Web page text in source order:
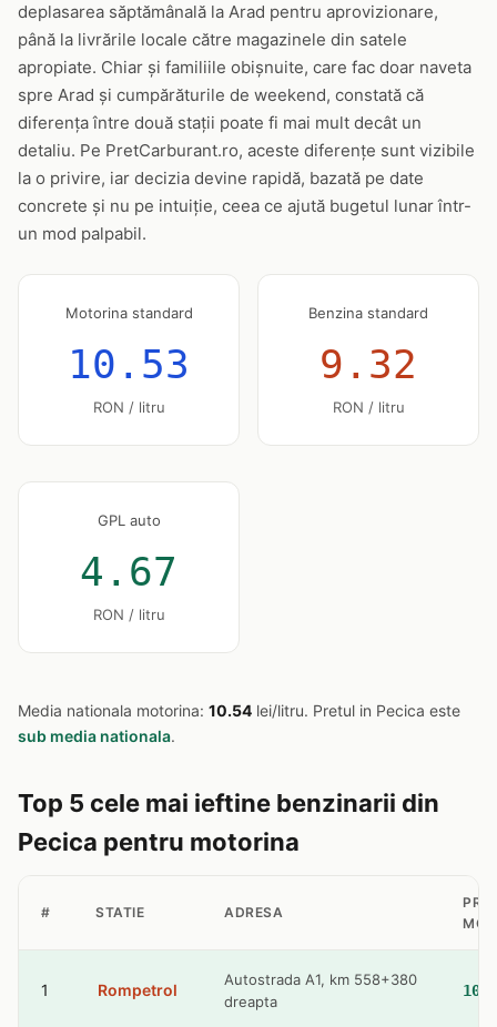
deplasarea săptămânală la Arad pentru aprovizionare,
până la livrările locale către magazinele din satele
apropiate. Chiar și familiile obișnuite, care fac doar naveta
spre Arad și cumpărăturile de weekend, constată că
diferența între două stații poate fi mai mult decât un
detaliu. Pe PretCarburant.ro, aceste diferențe sunt vizibile
la o privire, iar decizia devine rapidă, bazată pe date
concrete și nu pe intuiție, ceea ce ajută bugetul lunar într-
un mod palpabil.
Motorina standard
10.53
RON / litru
Benzina standard
9.32
RON / litru
GPL auto
4.67
RON / litru
Media nationala motorina: 10.54 lei/litru. Pretul in Pecica este
sub media nationala.
Top 5 cele mai ieftine benzinarii din
Pecica pentru motorina
# STATIE ADRESA
1 Rompetrol
Autostrada A1, km 558+380
dreapta